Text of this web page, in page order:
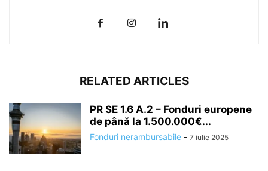
RELATED ARTICLES
PR SE 1.6 A.2 – Fonduri europene
de până la 1.500.000€...
Fonduri nerambursabile - 7 iulie 2025